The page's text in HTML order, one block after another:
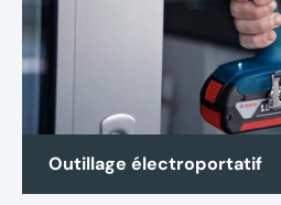
(2 avis)
Outillage électroportatif